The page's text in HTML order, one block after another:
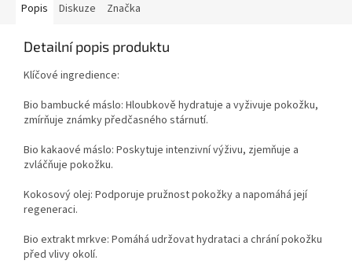
Popis Diskuze Značka
Detailní popis produktu
Klíčové ingredience:
Bio bambucké máslo: Hloubkově hydratuje a vyživuje pokožku,
zmírňuje známky předčasného stárnutí.
Bio kakaové máslo: Poskytuje intenzivní výživu, zjemňuje a
zvláčňuje pokožku.
Kokosový olej: Podporuje pružnost pokožky a napomáhá její
regeneraci.
Bio extrakt mrkve: Pomáhá udržovat hydrataci a chrání pokožku
před vlivy okolí.